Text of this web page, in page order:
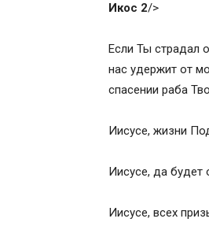
Зачем читать
Как читать
В какие дни
Как помочь
Можно ли
Икос 2/>
Если Ты страдал
нас удержит от
спасении раба
Иисусе, жизни
Иисусе, да
Иисусе, всех